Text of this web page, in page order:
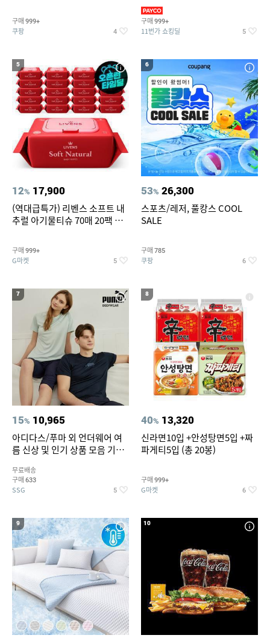
구매 999+
쿠팡 4
구매 999+
11번가 쇼킹딜 5
5
12% 17,900
(역대급특가) 리벤스 소프트 내
추럴 아기물티슈 70매 20팩 캡
구매 999+
G마켓 5
6
53% 26,300
스포츠/레저, 풀캉스 COOL
SALE
구매 785
쿠팡 6
7
15% 10,965
아디다스/푸마 외 언더웨어 여
름 신상 및 인기 상품 모음 기획
무료배송
구매 633
SSG 5
8
40% 13,320
신라면10입 +안성탕면5입 +짜
파게티5입 (총 20봉)
구매 999+
G마켓 6
9 10